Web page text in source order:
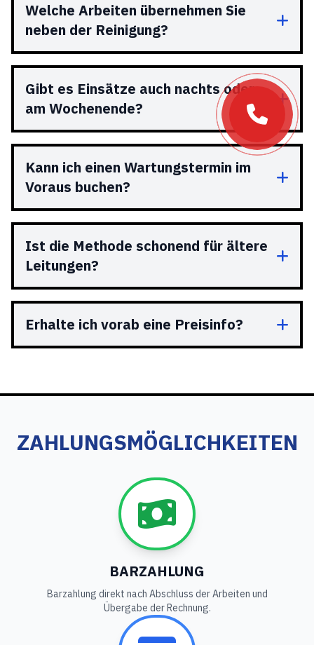
Welche Arbeiten übernehmen Sie
neben der Reinigung?
Gibt es Einsätze auch nachts oder
am Wochenende?
Kann ich einen Wartungstermin im
Voraus buchen?
Ist die Methode schonend für ältere
Leitungen?
Erhalte ich vorab eine Preisinfo?
ZAHLUNGSMÖGLICHKEITEN
BARZAHLUNG
Barzahlung direkt nach Abschluss der Arbeiten und
Übergabe der Rechnung.